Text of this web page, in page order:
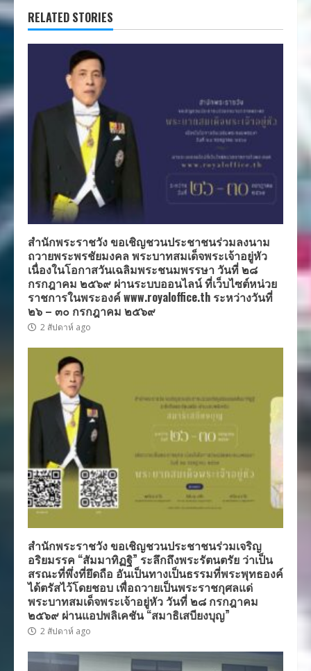
RELATED STORIES
สำนักพระราชวัง ขอเชิญชวนประชาชนร่วมลงนาม
ถวายพระพรชัยมงคล พระบาทสมเด็จพระเจ้าอยู่หัว
เนื่องในโอกาสวันเฉลิมพระชนมพรรษา วันที่ ๒๘
กรกฎาคม ๒๕๖๙ ผ่านระบบออนไลน์ ที่เว็บไซต์หน่วย
ราชการในพระองค์ www.royaloffice.th ระหว่างวันที่
๒๖ – ๓๐ กรกฎาคม ๒๕๖๙
2 สัปดาห์ ago
สำนักพระราชวัง ขอเชิญชวนประชาชนร่วมเจริญ
อริยมรรค “สัมมาทิฏฐิ” ระลึกถึงพระรัตนตรัย ว่าเป็น
สรณะที่พึ่งที่ยึดถือ อันเป็นทางเป็นธรรมที่พระพุทธองค์
ได้ตรัสไว้โดยชอบ เพื่อถวายเป็นพระราชกุศลแด่
พระบาทสมเด็จพระเจ้าอยู่หัว วันที่ ๒๘ กรกฎาคม
๒๕๖๙ ผ่านแอปพลิเคชัน “สมาธิเสบียงบุญ”
2 สัปดาห์ ago